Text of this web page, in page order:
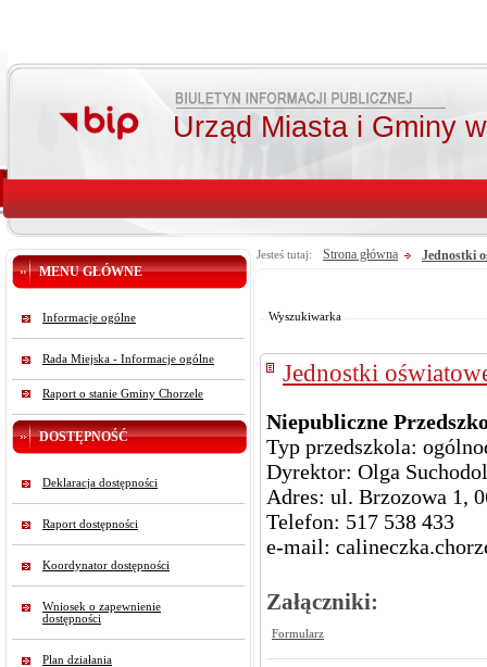
Urząd Miasta i Gminy
MENU GŁÓWNE
Informacje ogólne
Rada Miejska - Informacje ogólne
Raport o stanie Gminy Chorzele
DOSTĘPNOŚĆ
Deklaracja dostępności
Raport dostępności
Koordynator dostępności
Wniosek o zapewnienie
dostępności
Plan działania
Jesteś tutaj: Strona główna Jednostki
Wyszukiwarka
Jednostki
Niepubliczne
Typ przedszkola:
Dyrektor: Olga
Adres: ul. Brzozowa 1,
Telefon: 517 538 433
e-mail:
Załączniki:
Formularz